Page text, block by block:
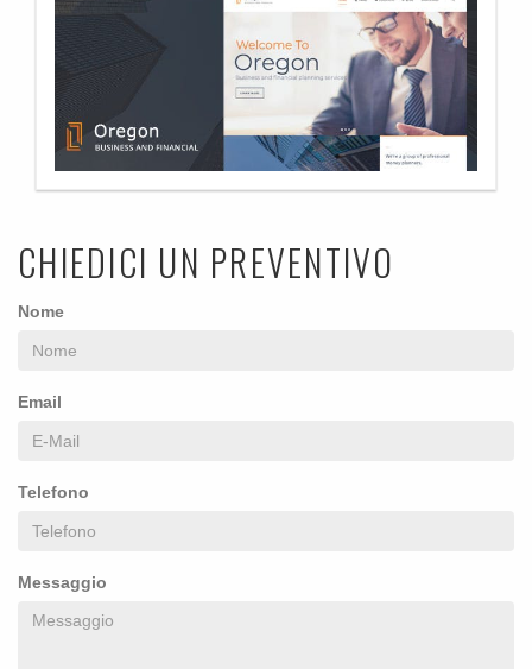
CHIEDICI UN PREVENTIVO
Nome
Email
Telefono
Messaggio